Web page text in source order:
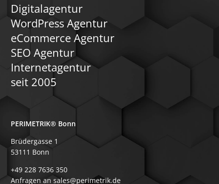
Digitalagentur
WordPress Agentur
eCommerce Agentur
SEO Agentur
Internetagentur
seit 2005
PERIMETRIK® Bonn
Brüdergasse 1
53111 Bonn
+49 228 7636 350
Anfragen an sales@perimetrik.de